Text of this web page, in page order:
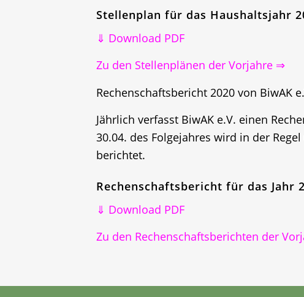
Stellenplan für das Haushaltsjahr
⇓ Download PDF
Zu den Stellenplänen der Vorjahre ⇒
Rechenschaftsbericht 2020 von BiwAK
Jährlich verfasst BiwAK e.V. einen
30.04. des Folgejahres wird in der
berichtet.
Rechenschaftsbericht für das Jahr
⇓ Download PDF
Zu den Rechenschaftsberichten der